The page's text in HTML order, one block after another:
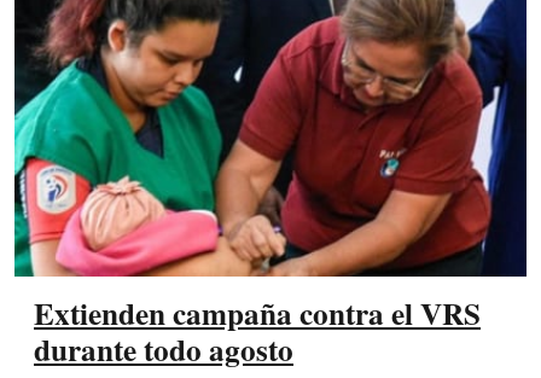
Extienden campaña contra el VRS
durante todo agosto